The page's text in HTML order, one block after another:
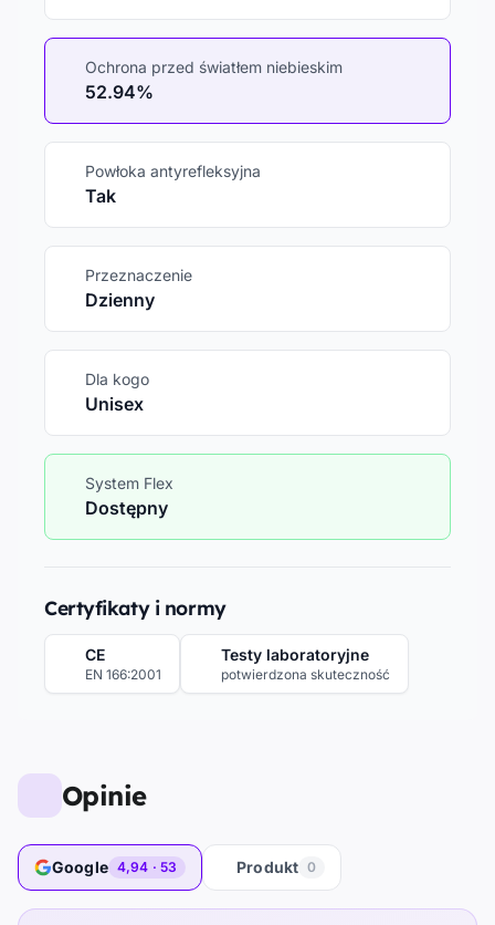
Ochrona przed światłem niebieskim
52.94%
Powłoka antyrefleksyjna
Tak
Przeznaczenie
Dzienny
Dla kogo
Unisex
System Flex
Dostępny
Certyfikaty i normy
CE
EN 166:2001
Testy laboratoryjne
potwierdzona skuteczność
Opinie
Google 4,94 · 53 Produkt 0